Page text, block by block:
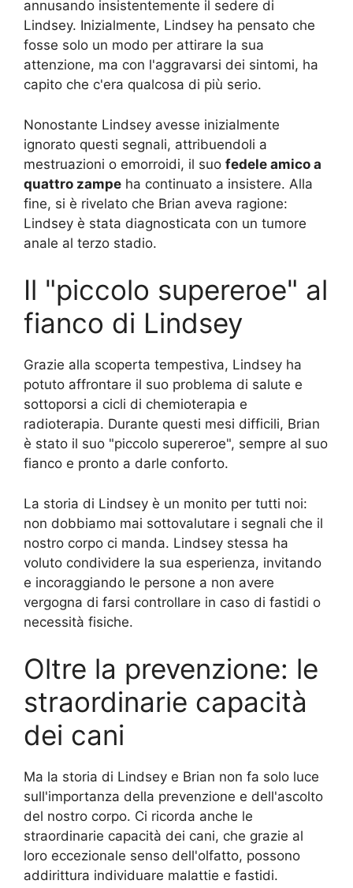
annusando insistentemente il sedere di
Lindsey. Inizialmente, Lindsey ha pensato che
fosse solo un modo per attirare la sua
attenzione, ma con l'aggravarsi dei sintomi, ha
capito che c'era qualcosa di più serio.
Nonostante Lindsey avesse inizialmente
ignorato questi segnali, attribuendoli a
mestruazioni o emorroidi, il suo fedele amico a
quattro zampe ha continuato a insistere. Alla
fine, si è rivelato che Brian aveva ragione:
Lindsey è stata diagnosticata con un tumore
anale al terzo stadio.
Il "piccolo supereroe" al
fianco di Lindsey
Grazie alla scoperta tempestiva, Lindsey ha
potuto affrontare il suo problema di salute e
sottoporsi a cicli di chemioterapia e
radioterapia. Durante questi mesi difficili, Brian
è stato il suo "piccolo supereroe", sempre al suo
fianco e pronto a darle conforto.
La storia di Lindsey è un monito per tutti noi:
non dobbiamo mai sottovalutare i segnali che il
nostro corpo ci manda. Lindsey stessa ha
voluto condividere la sua esperienza, invitando
e incoraggiando le persone a non avere
vergogna di farsi controllare in caso di fastidi o
necessità fisiche.
Oltre la prevenzione: le
straordinarie capacità
dei cani
Ma la storia di Lindsey e Brian non fa solo luce
sull'importanza della prevenzione e dell'ascolto
del nostro corpo. Ci ricorda anche le
straordinarie capacità dei cani, che grazie al
loro eccezionale senso dell'olfatto, possono
addirittura individuare malattie e fastidi.